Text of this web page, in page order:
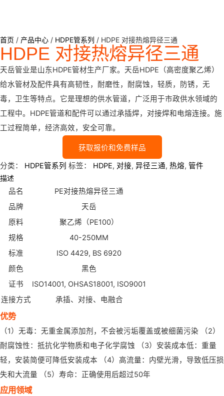
首页 / 产品中心 / HDPE管系列 / HDPE 对接热熔异径三通
HDPE 对接热熔异径三通
天岳管业是山东HDPE管材生产厂家。天岳HDPE（高密度聚乙烯）
给水管材及配件具有高韧性，耐磨性，耐腐蚀，轻质，防锈，无
毒，卫生等特点。它是理想的供水管道，广泛用于市政供水领域的
工程中。HDPE管道和配件可以通过承插焊，对接焊和电熔连接。施
工过程简单，经济高效，安全可靠。
获取报价和免费样品
分类： HDPE管系列 标签： HDPE, 对接, 异径三通, 热熔, 管件
描述
品名
PE对接热熔异径三通
品牌
天岳
原料
聚乙烯（PE100）
规格
40-250MM
标准
ISO 4429, BS 6920
颜色
黑色
证书
ISO14001, OHSAS18001, ISO9001
连接方式
承插、对接、电融合
优势
（1）无毒：无重金属添加剂，不会被污垢覆盖或被细菌污染 （2）
耐腐蚀性：抵抗化学物质和电子化学腐蚀 （3）安装成本低：重量
轻，安装简便可降低安装成本 （4）高流量：内壁光滑，导致低压损
失和大流量 （5）寿命：正确使用后超过50年
应用领域